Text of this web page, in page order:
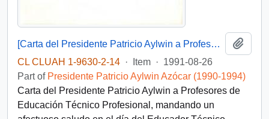
[Carta del Presidente Patricio Aylwin a Profesores de Educación Técnico Profesional]
CL CLUAH 1-9630-2-14 · Item · 1991-08-26
Part of Presidente Patricio Aylwin Azócar (1990-1994)
Carta del Presidente Patricio Aylwin a Profesores de
Educación Técnico Profesional, mandando un